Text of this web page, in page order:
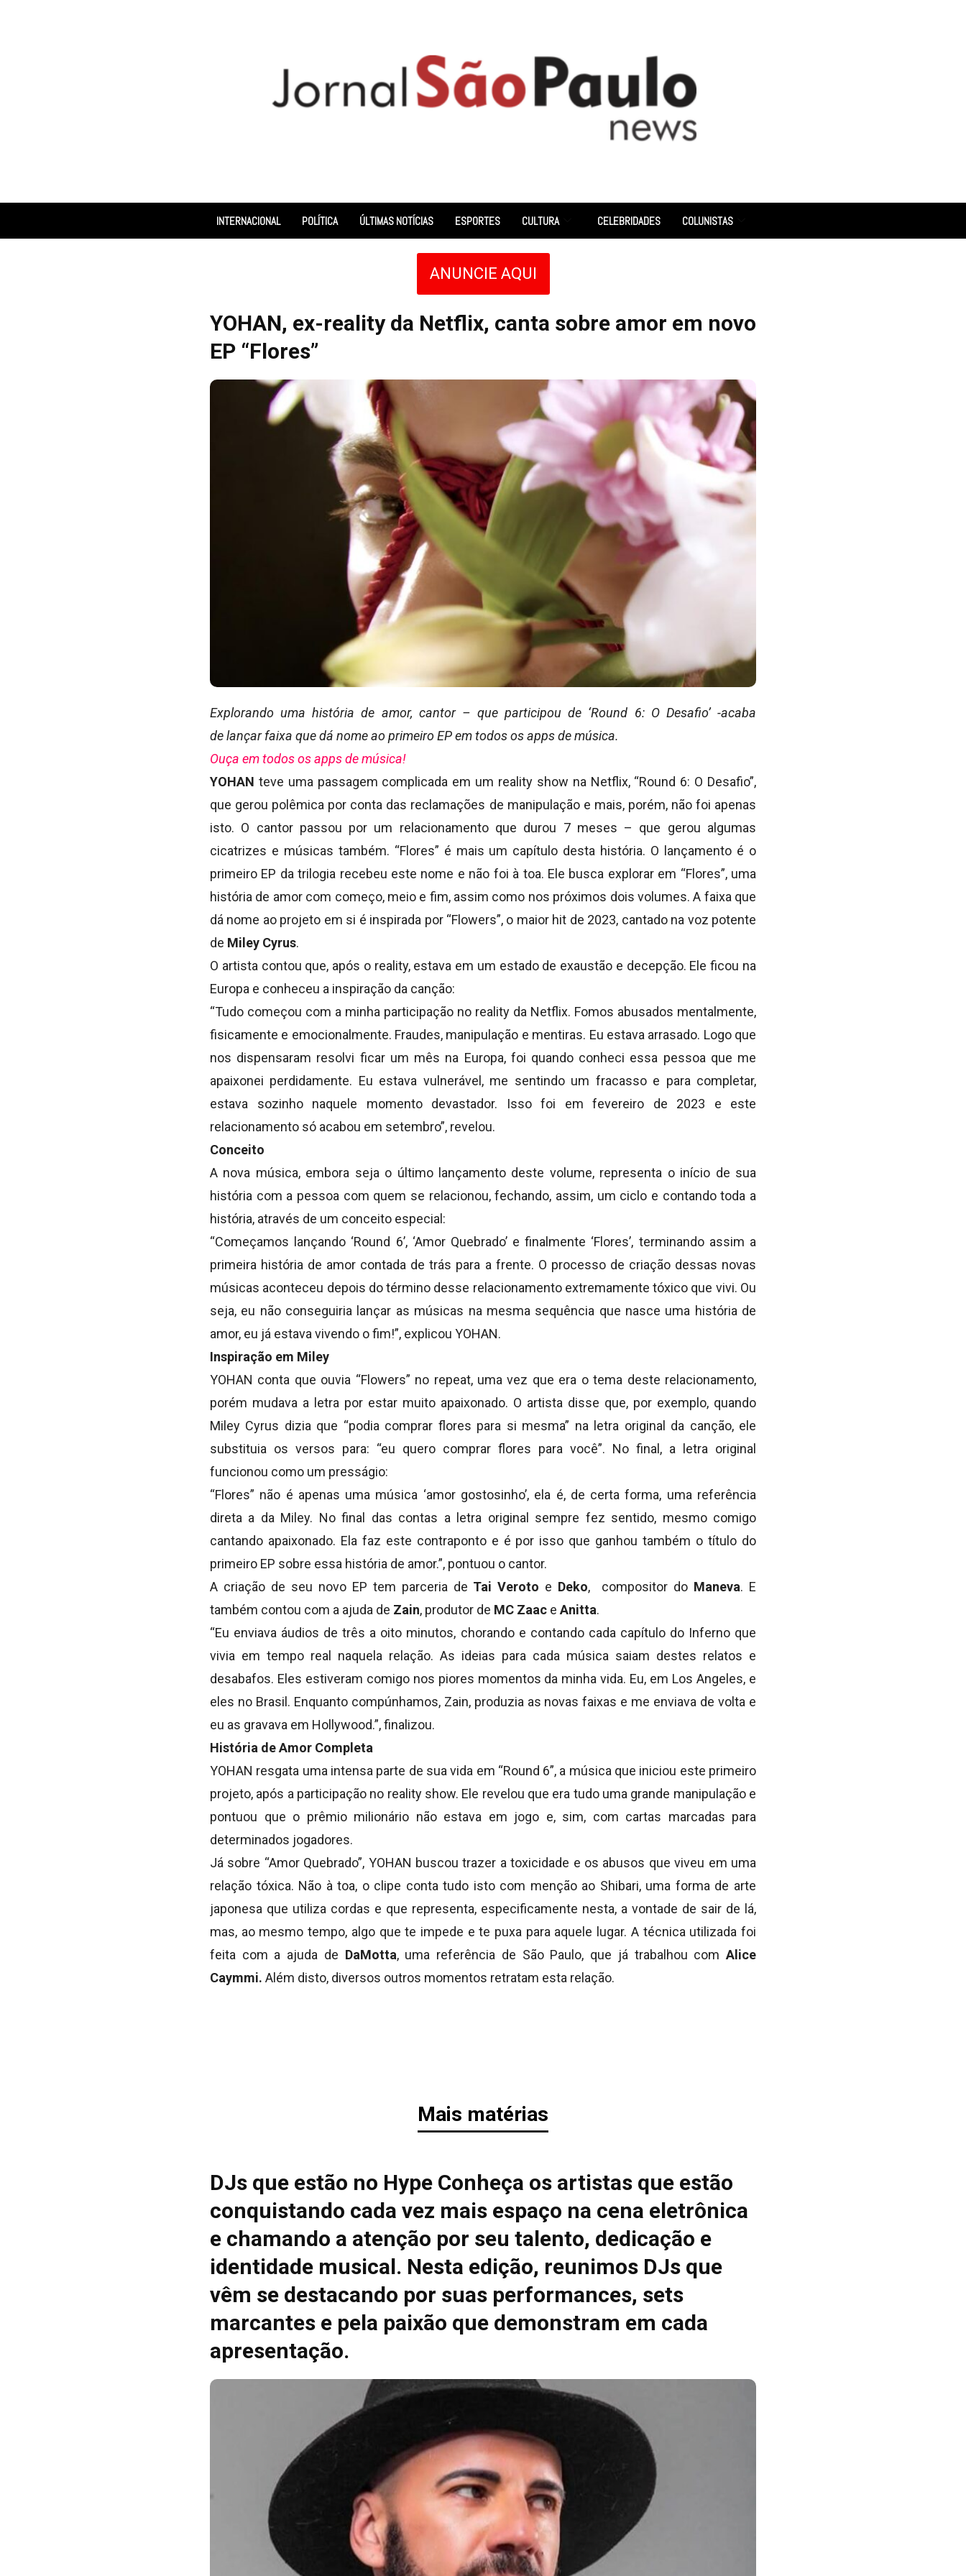
INTERNACIONAL POLÍTICA ÚLTIMAS NOTÍCIAS ESPORTES CULTURA CELEBRIDADES COLUNISTAS
ANUNCIE AQUI
YOHAN, ex-reality da Netflix, canta sobre amor em novo
EP “Flores”
Explorando uma história de amor, cantor – que participou de ‘Round 6: O Desafio’ -acaba
de lançar faixa que dá nome ao primeiro EP em todos os apps de música.
Ouça em todos os apps de música!
YOHAN teve uma passagem complicada em um reality show na Netflix, “Round 6: O Desafio”,
que gerou polêmica por conta das reclamações de manipulação e mais, porém, não foi apenas
isto. O cantor passou por um relacionamento que durou 7 meses – que gerou algumas
cicatrizes e músicas também. “Flores” é mais um capítulo desta história. O lançamento é o
primeiro EP da trilogia recebeu este nome e não foi à toa. Ele busca explorar em “Flores”, uma
história de amor com começo, meio e fim, assim como nos próximos dois volumes. A faixa que
dá nome ao projeto em si é inspirada por “Flowers”, o maior hit de 2023, cantado na voz potente
de Miley Cyrus.
O artista contou que, após o reality, estava em um estado de exaustão e decepção. Ele ficou na
Europa e conheceu a inspiração da canção:
“Tudo começou com a minha participação no reality da Netflix. Fomos abusados mentalmente,
fisicamente e emocionalmente. Fraudes, manipulação e mentiras. Eu estava arrasado. Logo que
nos dispensaram resolvi ficar um mês na Europa, foi quando conheci essa pessoa que me
apaixonei perdidamente. Eu estava vulnerável, me sentindo um fracasso e para completar,
estava sozinho naquele momento devastador. Isso foi em fevereiro de 2023 e este
relacionamento só acabou em setembro”, revelou.
Conceito
A nova música, embora seja o último lançamento deste volume, representa o início de sua
história com a pessoa com quem se relacionou, fechando, assim, um ciclo e contando toda a
história, através de um conceito especial:
“Começamos lançando ‘Round 6’, ‘Amor Quebrado’ e finalmente ‘Flores’, terminando assim a
primeira história de amor contada de trás para a frente. O processo de criação dessas novas
músicas aconteceu depois do término desse relacionamento extremamente tóxico que vivi. Ou
seja, eu não conseguiria lançar as músicas na mesma sequência que nasce uma história de
amor, eu já estava vivendo o fim!”, explicou YOHAN.
Inspiração em Miley
YOHAN conta que ouvia “Flowers” no repeat, uma vez que era o tema deste relacionamento,
porém mudava a letra por estar muito apaixonado. O artista disse que, por exemplo, quando
Miley Cyrus dizia que “podia comprar flores para si mesma” na letra original da canção, ele
substituia os versos para: “eu quero comprar flores para você”. No final, a letra original
funcionou como um presságio:
“Flores” não é apenas uma música ‘amor gostosinho’, ela é, de certa forma, uma referência
direta a da Miley. No final das contas a letra original sempre fez sentido, mesmo comigo
cantando apaixonado. Ela faz este contraponto e é por isso que ganhou também o título do
primeiro EP sobre essa história de amor.”, pontuou o cantor.
A criação de seu novo EP tem parceria de Tai Veroto e Deko, compositor do Maneva. E
também contou com a ajuda de Zain, produtor de MC Zaac e Anitta.
“Eu enviava áudios de três a oito minutos, chorando e contando cada capítulo do Inferno que
vivia em tempo real naquela relação. As ideias para cada música saiam destes relatos e
desabafos. Eles estiveram comigo nos piores momentos da minha vida. Eu, em Los Angeles, e
eles no Brasil. Enquanto compúnhamos, Zain, produzia as novas faixas e me enviava de volta e
eu as gravava em Hollywood.”, finalizou.
História de Amor Completa
YOHAN resgata uma intensa parte de sua vida em “Round 6”, a música que iniciou este primeiro
projeto, após a participação no reality show. Ele revelou que era tudo uma grande manipulação e
pontuou que o prêmio milionário não estava em jogo e, sim, com cartas marcadas para
determinados jogadores.
Já sobre “Amor Quebrado”, YOHAN buscou trazer a toxicidade e os abusos que viveu em uma
relação tóxica. Não à toa, o clipe conta tudo isto com menção ao Shibari, uma forma de arte
japonesa que utiliza cordas e que representa, especificamente nesta, a vontade de sair de lá,
mas, ao mesmo tempo, algo que te impede e te puxa para aquele lugar. A técnica utilizada foi
feita com a ajuda de DaMotta, uma referência de São Paulo, que já trabalhou comAlice
Caymmi. Além disto, diversos outros momentos retratam esta relação.
Mais matérias
DJs que estão no Hype Conheça os artistas que estão
conquistando cada vez mais espaço na cena eletrônica
e chamando a atenção por seu talento, dedicação e
identidade musical. Nesta edição, reunimos DJs que
vêm se destacando por suas performances, sets
marcantes e pela paixão que demonstram em cada
apresentação.